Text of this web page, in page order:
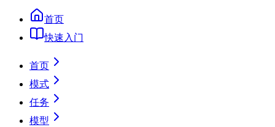
首页
快速入门
首页
模式
任务
模型